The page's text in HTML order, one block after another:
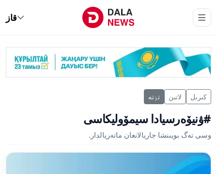
قاز
كىرىل لاتىن تٶتە
#ۋنيۆەرسيادا سيمۆوليكاسى
وسى تەگ بويىنشا جاريالانعان ماتەريالدار.